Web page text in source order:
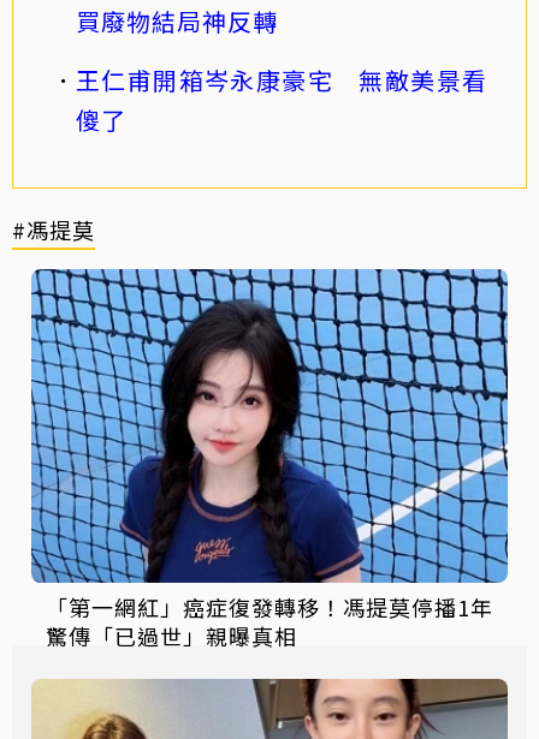
買廢物結局神反轉
王仁甫開箱岑永康豪宅 無敵美景看
傻了
#馮提莫
「第一網紅」癌症復發轉移！馮提莫停播1年
驚傳「已過世」親曝真相